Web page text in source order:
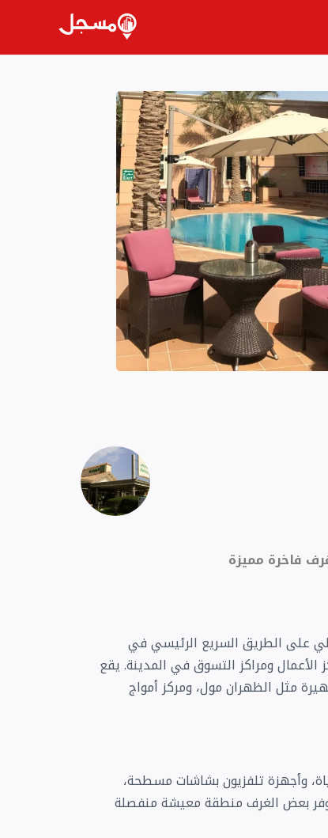
فاخرة مميزة
المصنف 4 نجوم، بموقع مثالي على الطريق السريع الرئيسي في
الأعمال ومراكز التسوق في المدينة. يقع
من وجهات شهيرة مثل الظهران مول، ومركز أمواج
وأجهزة تلفزيون بشاشات مسطحة،
بعض الغرف منطقة معيشة منفصلة